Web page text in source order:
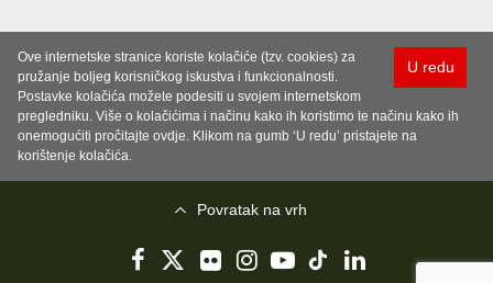
U redu
Ove internetske stranice koriste kolačiće (tzv. cookies) za
pružanje boljeg korisničkog iskustva i funkcionalnosti.
Postavke kolačića možete podesiti u svojem internetskom
pregledniku. Više o kolačićima i načinu kako ih koristimo te načinu kako ih
onemogućiti pročitajte ovdje. Klikom na gumb ‘U redu’ pristajete na
korištenje kolačića.
Povratak na vrh